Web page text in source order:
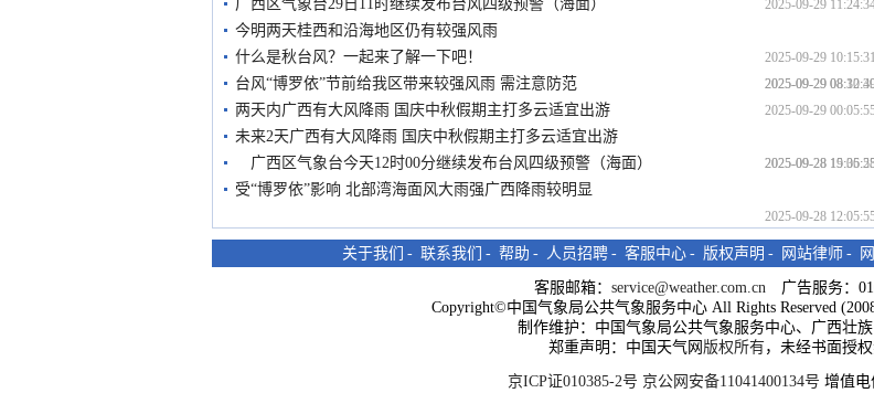
广西区气象台29日11时继续发布台风四级预警（海面） 2025-09-29
今明两天桂西和沿海地区仍有较强风雨
2025-09-29 10:15:31
什么是秋台风？一起来了解一下吧！
2025-09-29
台风“博罗依”节前给我区带来较强风雨 需注意防范 2025-09-29
两天内广西有大风降雨 国庆中秋假期主打多云适宜出游 2025-09-29
未来2天广西有大风降雨 国庆中秋假期主打多云适宜出游
2025-09-28
广西区气象台今天12时00分继续发布台风四级预警（海面） 2025-09-28
受“博罗依”影响 北部湾海面风大雨强广西降雨较明显
2025-09-28
关于我们 - 联系我们 - 帮助 - 人员招聘 - 客服中心 - 版权声明 - 网站律师 -
客服邮箱： service@weather.com.cn 广告服务：
Copyright©中国气象局公共气象服务中心 All Rights Reserved
制作维护：中国气象局公共气象服务中心、广西壮
郑重声明：中国天气网 版权所有，未经书面授
京ICP证010385-2号 京公网安备11041400134号 增值电